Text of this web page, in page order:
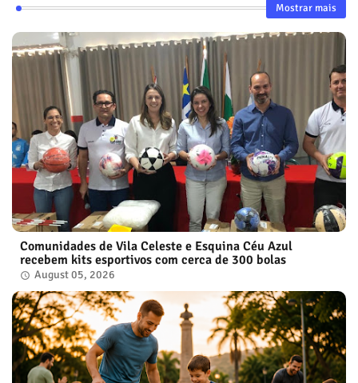
Mostrar mais
Comunidades de Vila Celeste e Esquina Céu Azul
recebem kits esportivos com cerca de 300 bolas
August 05, 2026